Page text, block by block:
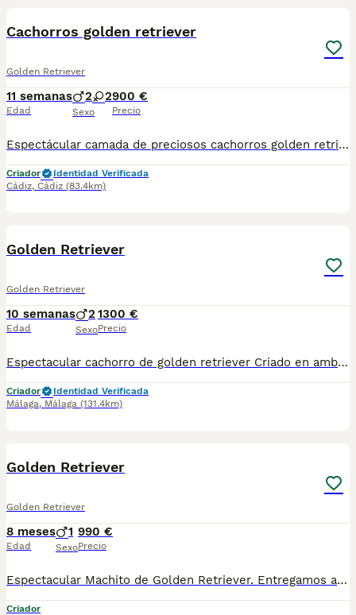
Cachorros golden retriever
Golden Retriever
11 semanas
Edad
2 2
Sexo
900 €
Precio
Espectácular camada de preciosos cachorros golden retriever Un macho y una hembra disponible para ir a su nuevo hogar. Se entregan vacunados,desparasitados y con la cartilla adecuada a su edad. Además de garantía vírica y congénita. Estamos en Sevilla,tambien disponemos de transporte. Criados en ambiente familiar en muy buenas manos ,súper cariñosos y juguetones. Pregunté sin compromiso☺️
Criador
Identidad Verificada
Cádiz, Cádiz (83.4km)
Golden Retriever
Golden Retriever
10 semanas
Edad
2
Sexo
1300 €
Precio
Espectacular cachorro de golden retriever Criado en ambiente familiar padres a la vista se entrega con su vacuna y desparacitado y su cartilla correspondiente a su edad y con contrato de garantía víricas y congénitas
Criador
Identidad Verificada
Málaga, Málaga (131.4km)
Golden Retriever
Golden Retriever
8 meses
Edad
1
Sexo
990 €
Precio
Espectacular Machito de Golden Retriever. Entregamos a nuestros cachorritos con toda su documentación. Revisión Veterinaria, Factura de compra, garantía vírica, formulario de reconocimiento de raza pura, junto con su cartilla de vacunación y desparasitacion al día de la entrega. Hacemos envíos a toda la península y Baleares. Disponemos de servicio propio de transporte. Posibilidad de pago contrareembolso. Para más información no dude en contactar con nosotros. TLF: 649297709. Solo atiendo wasap o tlf. Gracias
Criador